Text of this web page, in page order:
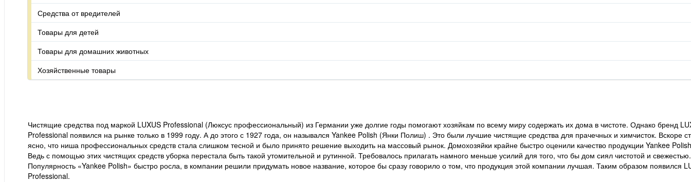
Средства от вредителей
Товары для детей
Товары для домашних животных
Хозяйственные товары
Чистящие средства под маркой LUXUS Professional (Люксус профессиональный) из Германии уже долгие годы помогают хозяйкам по всему миру содержать их дома в чистоте. Однако бренд
Professional появился на рынке только в 1999 году. А до этого с 1927 года, он назывался Yankee Polish (Янки Полиш) . Это были лучшие чистящие средства для прачечных и химчисток. Вскоре
ясно, что ниша профессиональных средств стала слишком тесной и было принято решение выходить на массовый рынок. Домохозяйки крайне быстро оценили качество продукции Yankee
Ведь с помощью этих чистящих средств уборка перестала быть такой утомительной и рутинной. Требовалось прилагать намного меньше усилий для того, что бы дом сиял чистотой и свежестью.
Популярность «Yankee Polish» быстро росла, в компании решили придумать новое название, которое бы сразу говорило о том, что продукция этой компании лучшая. Таким образом появился
Professional.